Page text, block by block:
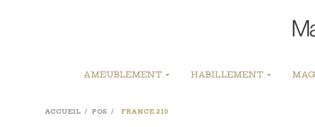
AMEUBLEMENT HABILLEMENT
ACCUEIL POS FRANCE 210